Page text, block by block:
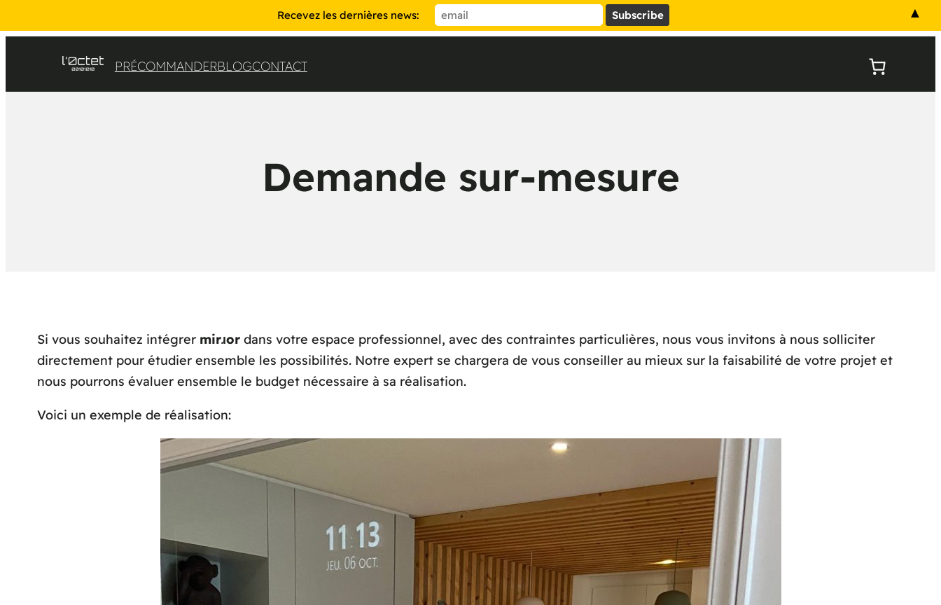
PRÉCOMMANDERBLOGCONTACT
Demande sur-mesure
Si vous souhaitez intégrer mirɹordans votre espace professionnel, avec des contraintes particulières, nous vous invitons à nous solliciter
directement pour étudier ensemble les possibilités. Notre expert se chargera de vous conseiller au mieux sur la faisabilité de votre projet et
nous pourrons évaluer ensemble le budget nécessaire à sa réalisation.
Voici un exemple de réalisation:
Recevez les dernières news: ▲